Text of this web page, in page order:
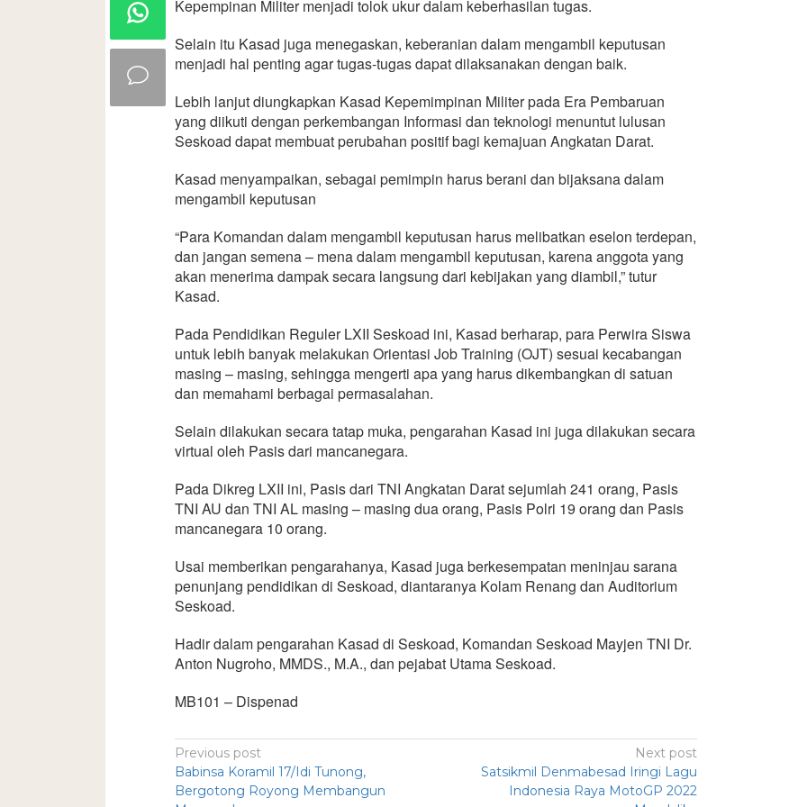
Kepempinan Militer menjadi tolok ukur dalam keberhasilan tugas.
Selain itu Kasad juga menegaskan, keberanian dalam mengambil keputusan
menjadi hal penting agar tugas-tugas dapat dilaksanakan dengan baik.
Lebih lanjut diungkapkan Kasad Kepemimpinan Militer pada Era Pembaruan
yang diikuti dengan perkembangan Informasi dan teknologi menuntut lulusan
Seskoad dapat membuat perubahan positif bagi kemajuan Angkatan Darat.
Kasad menyampaikan, sebagai pemimpin harus berani dan bijaksana dalam
mengambil keputusan
“Para Komandan dalam mengambil keputusan harus melibatkan eselon terdepan,
dan jangan semena – mena dalam mengambil keputusan, karena anggota yang
akan menerima dampak secara langsung dari kebijakan yang diambil,” tutur
Kasad.
Pada Pendidikan Reguler LXII Seskoad ini, Kasad berharap, para Perwira Siswa
untuk lebih banyak melakukan Orientasi Job Training (OJT) sesuai kecabangan
masing – masing, sehingga mengerti apa yang harus dikembangkan di satuan
dan memahami berbagai permasalahan.
Selain dilakukan secara tatap muka, pengarahan Kasad ini juga dilakukan secara
virtual oleh Pasis dari mancanegara.
Pada Dikreg LXII ini, Pasis dari TNI Angkatan Darat sejumlah 241 orang, Pasis
TNI AU dan TNI AL masing – masing dua orang, Pasis Polri 19 orang dan Pasis
mancanegara 10 orang.
Usai memberikan pengarahanya, Kasad juga berkesempatan meninjau sarana
penunjang pendidikan di Seskoad, diantaranya Kolam Renang dan Auditorium
Seskoad.
Hadir dalam pengarahan Kasad di Seskoad, Komandan Seskoad Mayjen TNI Dr.
Anton Nugroho, MMDS., M.A., dan pejabat Utama Seskoad.
MB101 – Dispenad
Previous post
Babinsa Koramil 17/Idi Tunong,
Bergotong Royong Membangun
Next post
Satsikmil Denmabesad Iringi Lagu
Indonesia Raya MotoGP 2022